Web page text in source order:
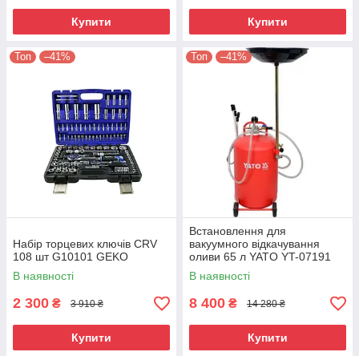
Купити Купити
Топ –41%
Набір торцевих ключів CRV
108 шт G10101 GEKO
В наявності
2 300 ₴ 3 910 ₴
Купити
Топ –41%
Встановлення для
вакуумного відкачування
оливи 65 л YATO YT-07191
В наявності
8 400 ₴ 14 280 ₴
Купити